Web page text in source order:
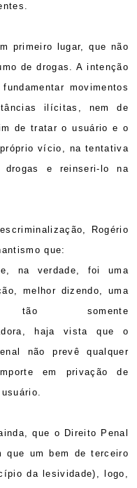
primeiro lugar, que não
de drogas. A intenção
movimentos
ilícitas, nem de
de tratar o usuário e o
vício, na tentativa
e reinseri-lo na
Rogério
que:
na verdade, foi uma
melhor dizendo, uma
tão somente
haja vista que o
não prevê qualquer
em privação de
usuário.
que o Direito Penal
que um bem de terceiro
da lesividade), logo,